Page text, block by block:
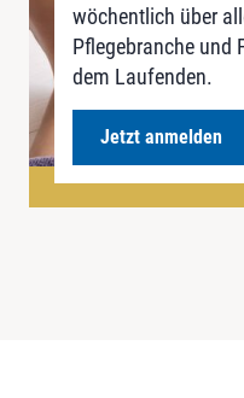
wöchentlich über
Pflegebranche und
dem Laufenden.
Jetzt anmelden